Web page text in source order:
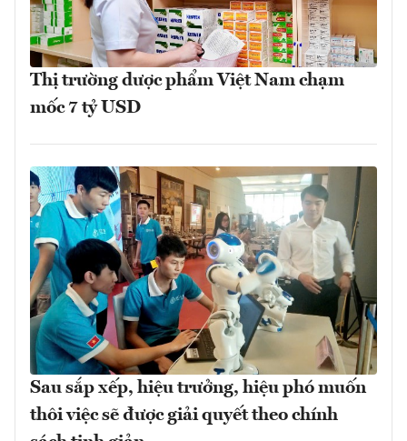
Thị trường dược phẩm Việt Nam chạm
mốc 7 tỷ USD
Sau sắp xếp, hiệu trưởng, hiệu phó muốn
thôi việc sẽ được giải quyết theo chính